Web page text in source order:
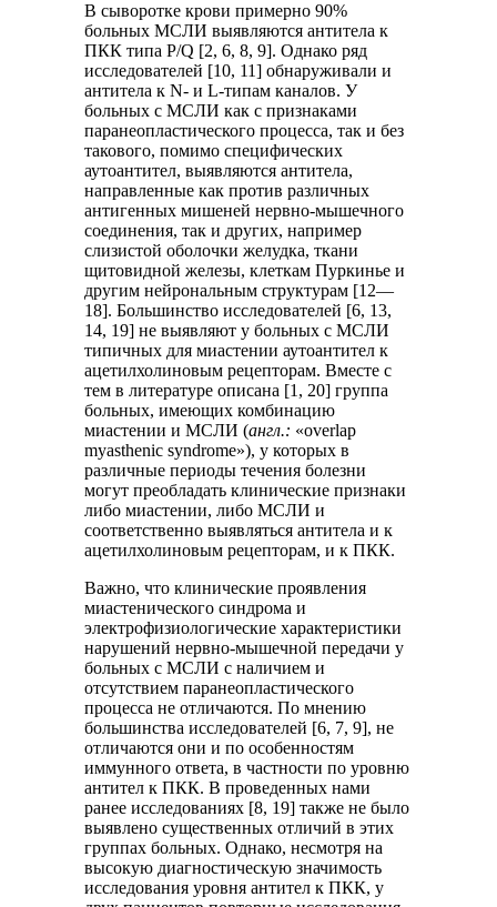
В сыворотке крови примерно 90%
больных МСЛИ выявляются антитела к
ПКК типа P/Q [2, 6, 8, 9]. Однако ряд
исследователей [10, 11] обнаруживали и
антитела к N- и L-типам каналов. У
больных с МСЛИ как с признаками
паранеопластического процесса, так и без
такового, помимо специфических
аутоантител, выявляются антитела,
направленные как против различных
антигенных мишеней нервно-мышечного
соединения, так и других, например
слизистой оболочки желудка, ткани
щитовидной железы, клеткам Пуркинье и
другим нейрональным структурам [12—
18]. Большинство исследователей [6, 13,
14, 19] не выявляют у больных с МСЛИ
типичных для миастении аутоантител к
ацетилхолиновым рецепторам. Вместе с
тем в литературе описана [1, 20] группа
больных, имеющих комбинацию
миастении и МСЛИ (англ.: «overlap
myasthenic syndrome»), у которых в
различные периоды течения болезни
могут преобладать клинические признаки
либо миастении, либо МСЛИ и
соответственно выявляться антитела и к
ацетилхолиновым рецепторам, и к ПКК.
Важно, что клинические проявления
миастенического синдрома и
электрофизиологические характеристики
нарушений нервно-мышечной передачи у
больных с МСЛИ с наличием и
отсутствием паранеопластического
процесса не отличаются. По мнению
большинства исследователей [6, 7, 9], не
отличаются они и по особенностям
иммунного ответа, в частности по уровню
антител к ПКК. В проведенных нами
ранее исследованиях [8, 19] также не было
выявлено существенных отличий в этих
группах больных. Однако, несмотря на
высокую диагностическую значимость
исследования уровня антител к ПКК, у